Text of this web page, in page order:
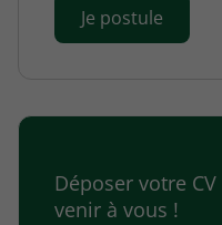
Je postule
Déposer votre
venir à vous !